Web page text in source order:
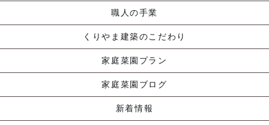
職人の手業
くりやま建築のこだわり
家庭菜園プラン
家庭菜園ブログ
新着情報